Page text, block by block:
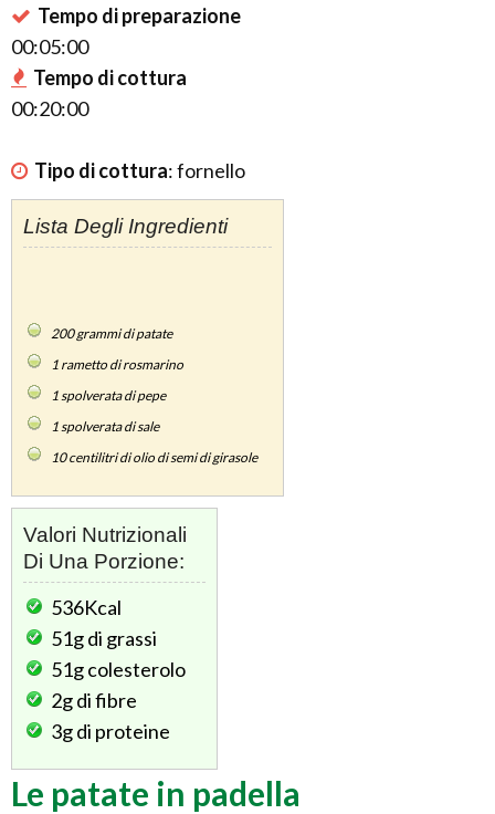
Tempo di preparazione
00:05:00
Tempo di cottura
00:20:00
Tipo di cottura:fornello
Lista Degli Ingredienti
200grammi di patate
1 rametto di rosmarino
1spolverata di pepe
1spolverata di sale
10centilitri di olio di semi di girasole
Valori Nutrizionali
Di Una Porzione:
536Kcal
51gdi grassi
51gcolesterolo
2gdi fibre
3gdi proteine
Le patate in padella